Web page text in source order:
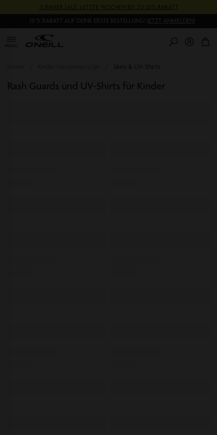
Skins & UV-Shirts
SUMMER SALE: LETZTE WOCHEN BIS ZU 50% RABATT
10 % RABATT AUF DEINE ERSTE BESTELLUNG! JETZT ANMELDEN!
Rash Guards und UV-Shirts für Kinder